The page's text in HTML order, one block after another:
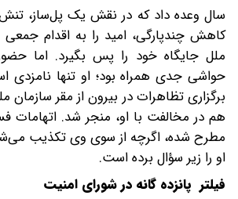
سال وعده داد که در نقش یک پل‌ساز،
کاهش چندپارگی، امید را به اقدام جمعی
ملل جایگاه خود را پس بگیرد. اما
حواشی جدی همراه بود؛ او تنها
برگزاری تظاهرات در بیرون از مقر
هم در مخالفت با او، منجر شد. اتهامات
مطرح شده، اگرچه از سوی وی تکذیب
او را زیر سؤال برده است.
فیلتر پانزده‌ گانه در شورای امنیت